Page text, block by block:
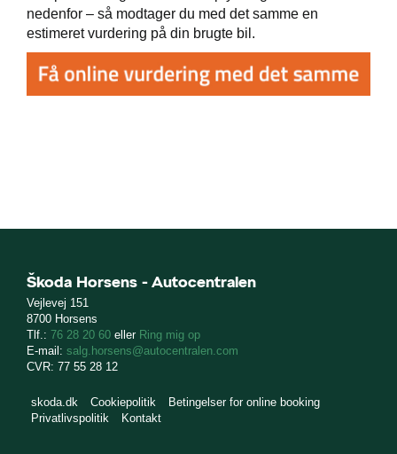
nedenfor – så modtager du med det samme en
estimeret vurdering på din brugte bil.
Škoda Horsens - Autocentralen
Vejlevej 151
8700 Horsens
Tlf.: 76 28 20 60 eller Ring mig op
E-mail: salg.horsens@autocentralen.com
CVR: 77 55 28 12
skoda.dk Cookiepolitik
Betingelser for online booking
Privatlivspolitik
Kontakt